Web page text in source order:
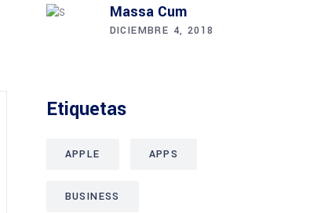
Massa Cum
DICIEMBRE 4, 2018
Etiquetas
APPLE APPS
BUSINESS